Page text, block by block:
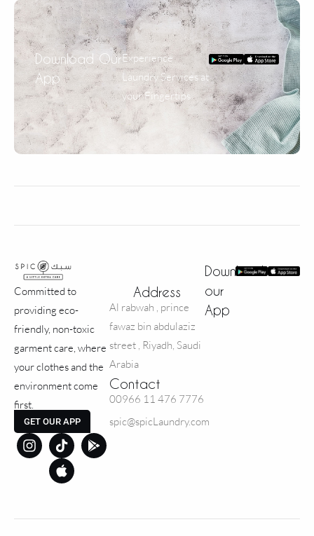
Download Our
App
Experience
Laundry Services at
your Fingertips
Committed to
providing eco-
friendly, non-toxic
garment care, where
your clothes and the
environment come
first.
GET OUR APP
Address
Al rabwah , prince
fawaz bin abdulaziz
street , Riyadh, Saudi
Arabia
Contact
00966 11 476 7776
spic@spicLaundry.com
Download
our
App